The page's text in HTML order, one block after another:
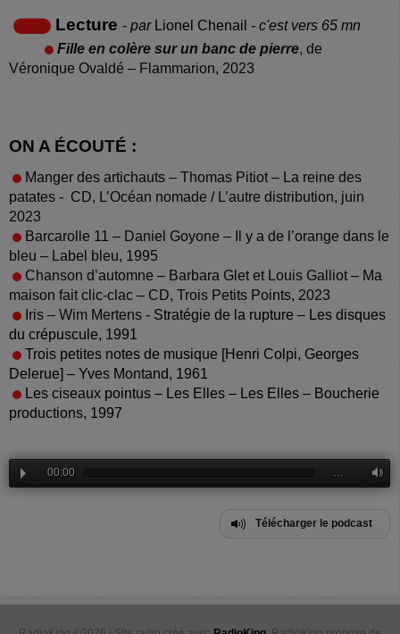
Lecture - par Lionel Chenail - c'est vers 65 mn
Fille en colère sur un banc de pierre, de
Véronique Ovaldé – Flammarion, 2023
ON A ÉCOUTÉ :
Manger des artichauts – Thomas Pitiot – La reine des
patates - CD, L’Océan nomade / L’autre distribution, juin
2023
Barcarolle 11 – Daniel Goyone – Il y a de l’orange dans le
bleu – Label bleu, 1995
Chanson d’automne – Barbara Glet et Louis Galliot – Ma
maison fait clic-clac – CD, Trois Petits Points, 2023
Iris – Wim Mertens - Stratégie de la rupture – Les disques
du crépuscule, 1991
Trois petites notes de musique [Henri Colpi, Georges
Delerue] – Yves Montand, 1961
Les ciseaux pointus – Les Elles – Les Elles – Boucherie
productions, 1997
00:00 …
Télécharger le podcast